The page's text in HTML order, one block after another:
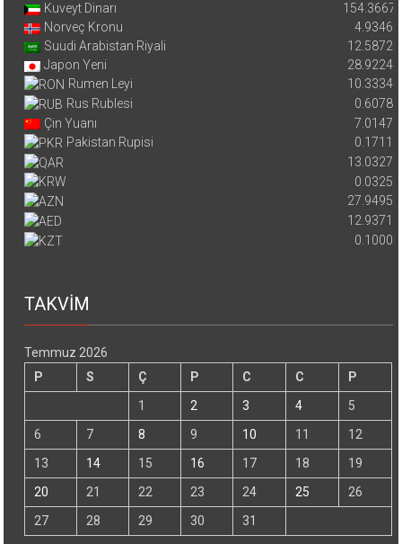
Kuveyt Dinarı
154.3667
Norveç Kronu
4.9346
Suudi Arabistan Riyali
12.5872
Japon Yeni
28.9224
Rumen Leyi
10.3334
Rus Rublesi
0.6078
Çin Yuanı
7.0147
Pakistan Rupisi
0.1711
13.0327
0.0325
27.9495
12.9371
0.1000
TAKVİM
Temmuz 2026
P
S Ç P C C
P
1
2 3 4
5
6
7 8 9 10 11
12
13
14 15 16 17 18
19
20
21 22 23 24 25
26
27
28 29 30 31